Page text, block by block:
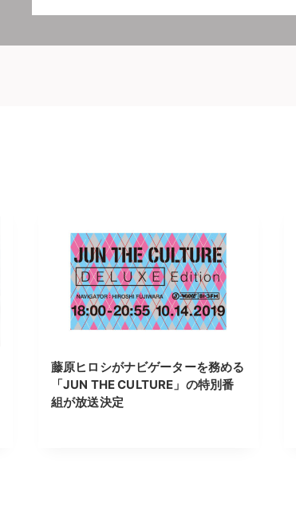
藤原ヒロシがナビゲーターを務める
「JUN THE CULTURE」の特別番
組が放送決定